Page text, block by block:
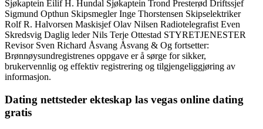
Sjøkaptein Eilif H. Hundal Sjøkaptein Trond Presterød Driftssjef
Sigmund Opthun Skipsmegler Inge Thorstensen Skipselektriker
Rolf R. Halvorsen Maskisjef Olav Nilsen Radiotelegrafist Even
Skredsvig Daglig leder Nils Terje Ottestad STYRETJENESTER
Revisor Sven Richard Åsvang Åsvang & Og fortsetter:
Brønnøysundregistrenes oppgave er å sørge for sikker,
brukervennlig og effektiv registrering og tilgjengeliggjøring av
informasjon.
Dating nettsteder ekteskap las vegas online dating
gratis